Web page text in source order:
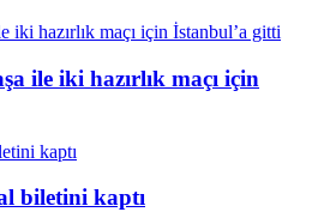
ile iki hazırlık maçı için
biletini kaptı